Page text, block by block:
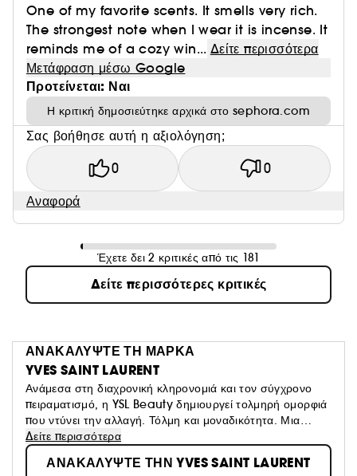
One of my favorite scents. It smells very rich.
The strongest note when I wear it is incense. It
reminds me of a cozy win... Δείτε περισσότερα
Μετάφραση μέσω Google
Προτείνεται: Ναι
Η κριτική δημοσιεύτηκε αρχικά στο sephora.com
Σας βοήθησε αυτή η αξιολόγηση;
0 0
Αναφορά
Έχετε δει 2 κριτικές από τις 181
Δείτε περισσότερες κριτικές
ΑΝΑΚΑΛΥΨΤΕ ΤΗ ΜΑΡΚΑ
YVES SAINT LAURENT
Ανάμεσα στη διαχρονική κληρονομιά και τον σύγχρονο
πειραματισμό, η YSL Beauty δημιουργεί τολμηρή ομορφιά
που ντύνει την αλλαγή. Τόλμη και μοναδικότητα. Μια
σύγκρουση χρωμάτων, φωτός και τάσεων - μια έκφραση
απελευθερωμένη από συμβάσεις, αμφισβητεί το
κατεστημένο. Πρωτοπόρος και αυθεντική, δημιουργεί
Δείτε περισσότερα
ΑΝΑΚΑΛΥΨΤΕ ΤΗΝ YVES SAINT LAURENT